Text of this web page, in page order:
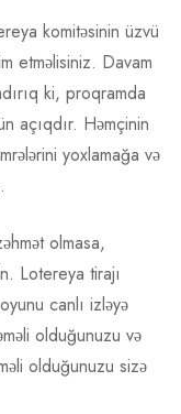
komitəsinin üzvü
etməlisiniz. Davam
ki, proqramda
açıqdır. Həmçinin
yoxlamağa və
olmasa,
Lotereya tirajı
canlı izləyə
olduğunuzu və
olduğunuzu sizə